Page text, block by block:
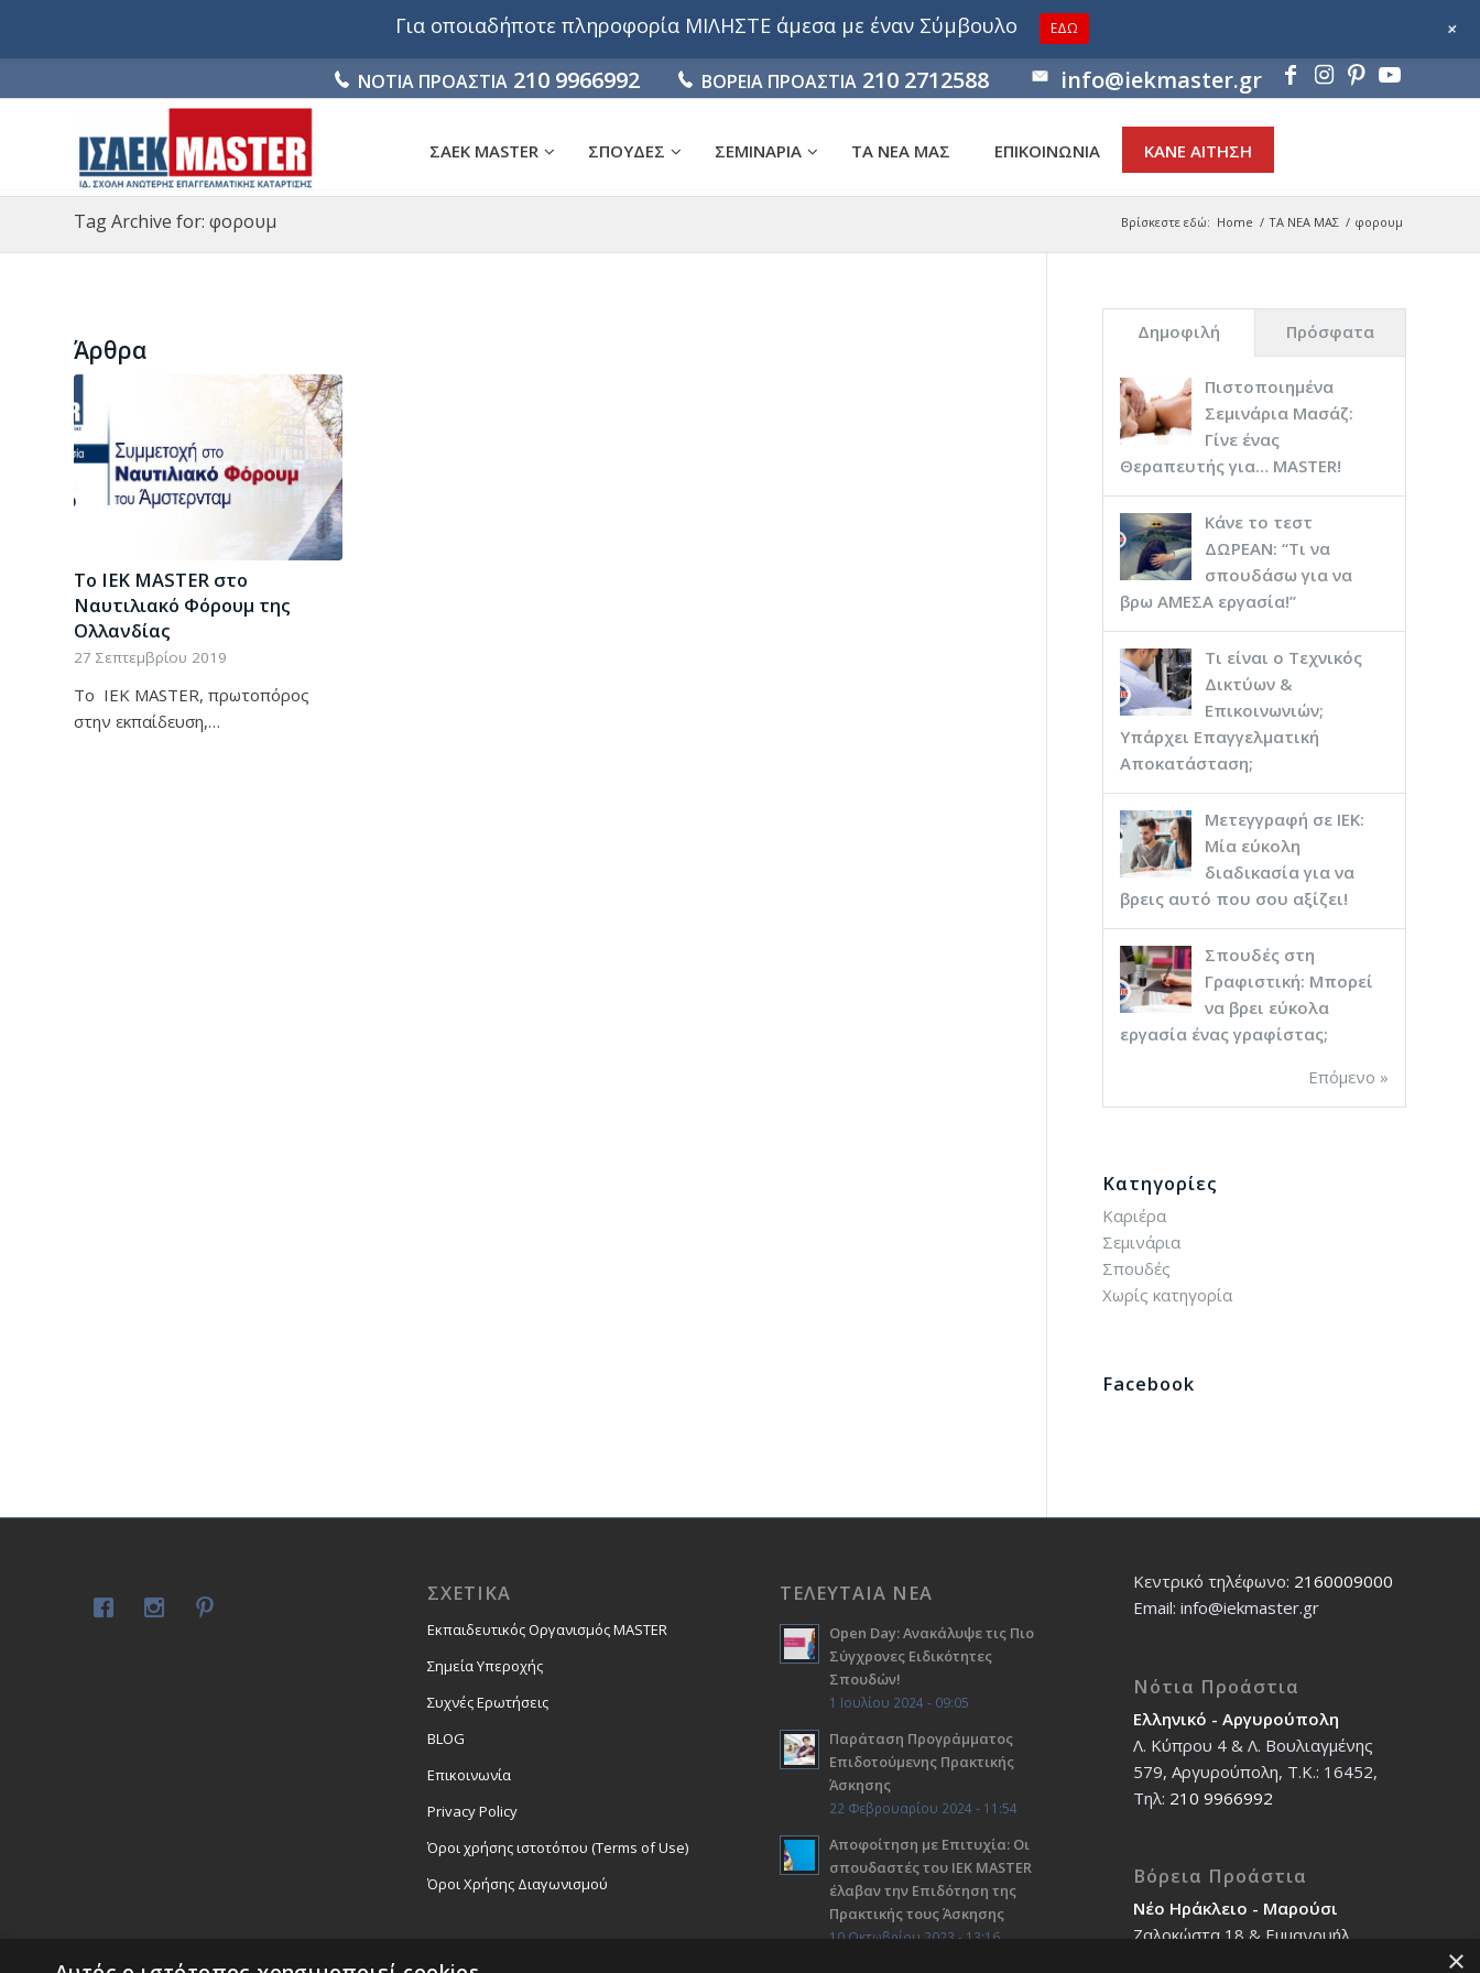
ΝΟΤΙΑ ΠΡΟΑΣΤΙΑ 210 9966992 ΒΟΡΕΙΑ ΠΡΟΑΣΤΙΑ 210 2712588 info@iekmaster.gr
ΣΑΕΚ MASTER ΣΠΟΥΔΕΣ ΣΕΜΙΝΑΡΙΑ ΤΑ ΝΕΑ ΜΑΣ ΕΠΙΚΟΙΝΩΝΙΑ ΚΑΝΕ ΑΙΤΗΣΗ
Tag Archive for: φορουμ Βρίσκεστε εδώ: Home / ΤΑ ΝΕΑ ΜΑΣ / φορουμ
Άρθρα
Το IEK MASTER στο
Ναυτιλιακό Φόρουμ της
Ολλανδίας
27 Σεπτεμβρίου 2019
Το IEK MASTER, πρωτοπόρος
στην εκπαίδευση,…
Δημοφιλή Πρόσφατα
Πιστοποιημένα
Σεμινάρια Μασάζ:
Γίνε ένας
Θεραπευτής για… ΜASTER!
Κάνε το τεστ
ΔΩΡΕΑΝ: “Τι να
σπουδάσω για να
βρω ΑΜΕΣΑ εργασία!”
Τι είναι ο Τεχνικός
Δικτύων &
Επικοινωνιών;
Υπάρχει Επαγγελματική
Αποκατάσταση;
Μετεγγραφή σε ΙΕΚ:
Μία εύκολη
διαδικασία για να
βρεις αυτό που σου αξίζει!
Σπουδές στη
Γραφιστική: Μπορεί
να βρει εύκολα
εργασία ένας γραφίστας;
Επόμενο »
Kατηγορίες
Καριέρα
Σεμινάρια
Σπουδές
Χωρίς κατηγορία
Facebook
ΣΧΕΤΙΚΑ
Εκπαιδευτικός Οργανισμός MASTER
Σημεία Υπεροχής
Συχνές Ερωτήσεις
BLOG
Επικοινωνία
Privacy Policy
Όροι χρήσης ιστοτόπου (Terms of Use)
Όροι Χρήσης Διαγωνισμού
ΤΕΛΕΥΤΑΙΑ ΝΕΑ
Open Day: Ανακάλυψε τις Πιο
Σύγχρονες Ειδικότητες
Σπουδών!
1 Ιουλίου 2024 - 09:05
Παράταση Προγράμματος
Επιδοτούμενης Πρακτικής
Άσκησης
22 Φεβρουαρίου 2024 - 11:54
Αποφοίτηση με Επιτυχία: Οι
σπουδαστές του ΙΕΚ ΜΑSTER
έλαβαν την Επιδότηση της
Πρακτικής τους Άσκησης
10 Οκτωβρίου 2023 - 13:16
Κεντρικό τηλέφωνο: 2160009000
Εmail: info@iekmaster.gr
Νότια Προάστια
Ελληνικό - Αργυρούπολη
Λ. Κύπρου 4 & Λ. Βουλιαγμένης
579, Αργυρούπολη, T.K.: 16452,
Τηλ: 210 9966992
Βόρεια Προάστια
Νέο Ηράκλειο - Μαρούσι
Ζαλοκώστα 18 & Εμμανουήλ
Για οποιαδήποτε πληροφορία ΜΙΛΗΣΤΕ άμεσα με έναν Σύμβουλο ΕΔΩ +
×